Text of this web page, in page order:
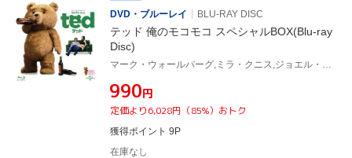
DVD・ブルーレイ
BLU-RAY DISC
テッド 俺のモコモコ スペシャルBOX(Blu-ray
Disc)
マーク・ウォールバーグ,ミラ・クニス,ジョエル・マクヘイル,セス・マクファーレン(監督、声優)
¥990円
定価より6,028円（85%）おトク
獲得ポイント 9P
在庫なし